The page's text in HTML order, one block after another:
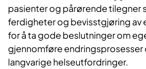
pasienter og pårørende tilegner
ferdigheter og bevisstgjøring av
for å ta gode beslutninger om
gjennomføre endringsprosesser
langvarige helseutfordringer.